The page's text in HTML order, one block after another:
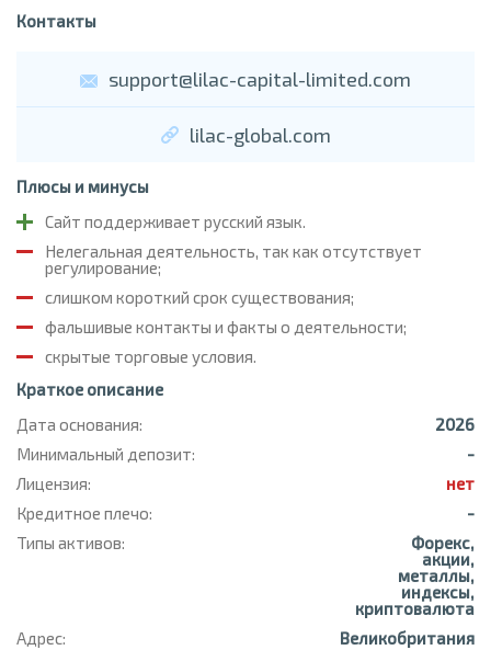
Контакты
support@lilac-capital-limited.com
lilac-global.com
Плюсы и минусы
Сайт поддерживает русский язык.
Нелегальная деятельность, так как отсутствует
регулирование;
слишком короткий срок существования;
фальшивые контакты и факты о деятельности;
скрытые торговые условия.
Краткое описание
Дата основания:
2026
Минимальный депозит:
-
Лицензия:
нет
Кредитное плечо:
-
Типы активов:
Форекс,
акции,
металлы,
индексы,
криптовалюта
Адрес:
Великобритания